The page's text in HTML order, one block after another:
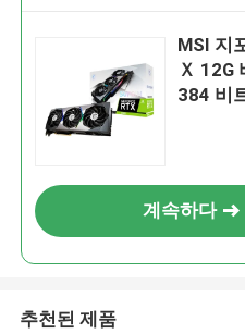
MSI 지
Ｘ 12G
384 비
계속하다
추천된 제품